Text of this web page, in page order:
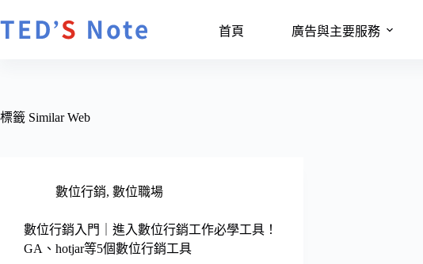
首頁 廣告與主要服務
標籤 Similar Web
數位行銷, 數位職場
數位行銷入門｜進入數位行銷工作必學工具！
GA、hotjar等5個數位行銷工具